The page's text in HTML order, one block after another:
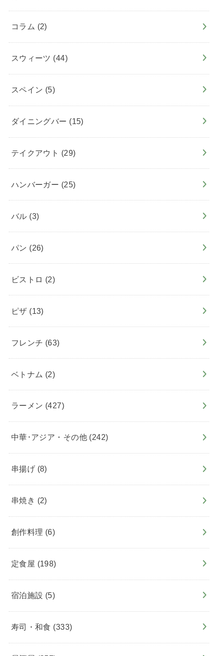
コラム (2)
スウィーツ (44)
スペイン (5)
ダイニングバー (15)
テイクアウト (29)
ハンバーガー (25)
バル (3)
パン (26)
ビストロ (2)
ピザ (13)
フレンチ (63)
ベトナム (2)
ラーメン (427)
中華･アジア・その他 (242)
串揚げ (8)
串焼き (2)
創作料理 (6)
定食屋 (198)
宿泊施設 (5)
寿司・和食 (333)